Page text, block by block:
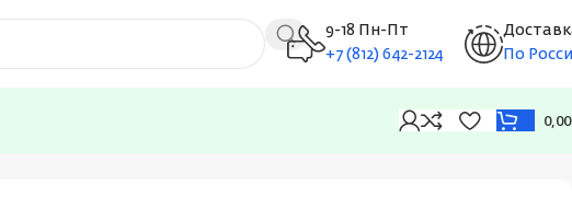
9-18 Пн-Пт
+7 (812) 642-2124
По